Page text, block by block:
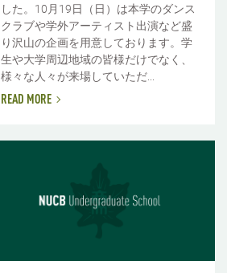
した。10月19日（日）は本学のダンス
クラブや学外アーティスト出演など盛
り沢山の企画を用意しております。学
生や大学周辺地域の皆様だけでなく、
様々な人々が来場していただ...
READ MORE